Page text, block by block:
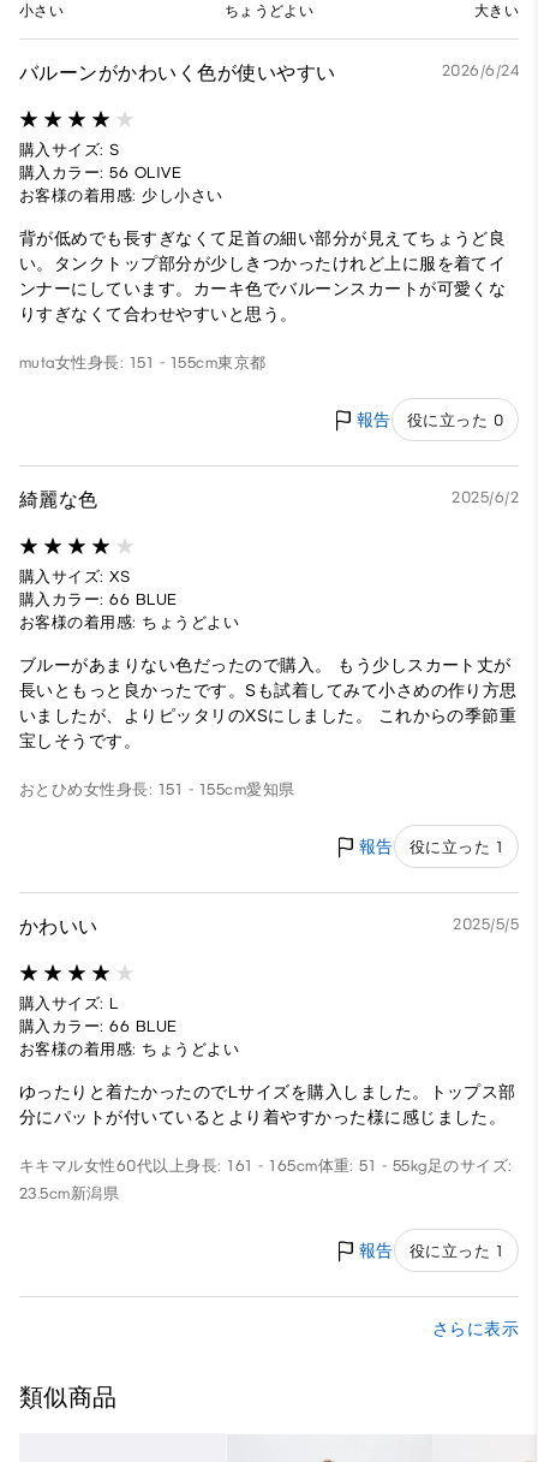
小さい ちょうどよい 大きい
バルーンがかわいく色が使いやすい 2026/6/24
購入サイズ: S
購入カラー: 56 OLIVE
お客様の着用感: 少し小さい
背が低めでも長すぎなくて足首の細い部分が見えてちょうど良
い。タンクトップ部分が少しきつかったけれど上に服を着てイ
ンナーにしています。カーキ色でバルーンスカートが可愛くな
りすぎなくて合わせやすいと思う。
muta女性身長: 151 - 155cm東京都
報告 役に立った 0
綺麗な色 2025/6/2
購入サイズ: XS
購入カラー: 66 BLUE
お客様の着用感: ちょうどよい
ブルーがあまりない色だったので購入。 もう少しスカート丈が
長いともっと良かったです。Sも試着してみて小さめの作り方思
いましたが、よりピッタリのXSにしました。 これからの季節重
宝しそうです。
おとひめ女性身長: 151 - 155cm愛知県
報告 役に立った 1
かわいい 2025/5/5
購入サイズ: L
購入カラー: 66 BLUE
お客様の着用感: ちょうどよい
ゆったりと着たかったのでLサイズを購入しました。トップス部
分にパットが付いているとより着やすかった様に感じました。
キキマル女性60代以上身長: 161 - 165cm体重: 51 - 55kg足のサイズ:
23.5cm新潟県
報告 役に立った 1
さらに表示
類似商品